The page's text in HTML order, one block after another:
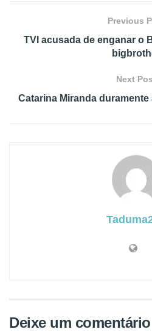
Previous
TVI acusada de enganar o
Next
Catarina Miranda
Deixe um comentário